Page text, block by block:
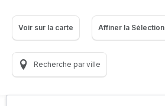
Voir sur la carte Affiner la Sélection
Recherche par ville